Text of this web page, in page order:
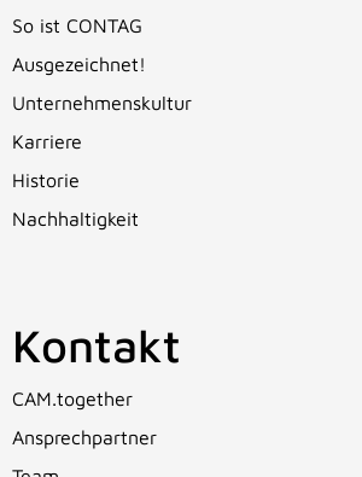
So ist CONTAG
Ausgezeichnet!
Unternehmenskultur
Karriere
Historie
Nachhaltigkeit
Kontakt
CAM.together
Ansprechpartner